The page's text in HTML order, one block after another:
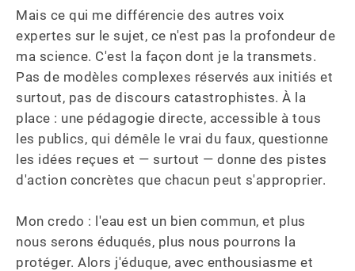
Mais ce qui me différencie des autres voix
expertes sur le sujet, ce n'est pas la profondeur de
ma science. C'est la façon dont je la transmets.
Pas de modèles complexes réservés aux initiés et
surtout, pas de discours catastrophistes. À la
place : une pédagogie directe, accessible à tous
les publics, qui démêle le vrai du faux, questionne
les idées reçues et — surtout — donne des pistes
d'action concrètes que chacun peut s'approprier.
Mon credo : l'eau est un bien commun, et plus
nous serons éduqués, plus nous pourrons la
protéger. Alors j'éduque, avec enthousiasme et